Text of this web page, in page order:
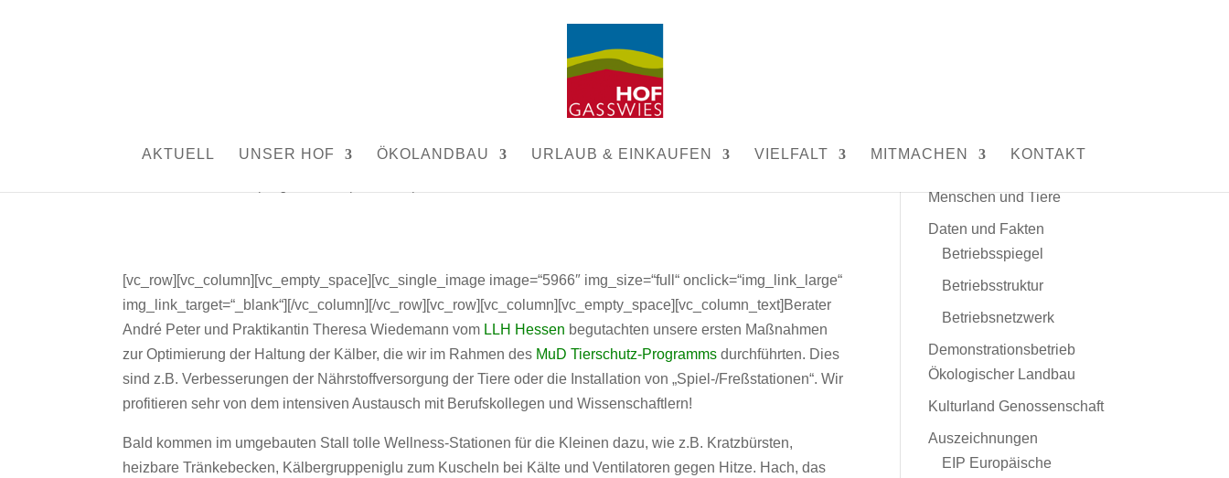
AKTUELL UNSER HOF ÖKOLANDBAU URLAUB & EINKAUFEN VIELFALT MITMACHEN KONTAKT
Besuch vom MuD Tierschutz.
[vc_row][vc_column][vc_empty_space][vc_single_image image=“5966″ img_size=“full“ onclick=“img_link_large“
img_link_target=“_blank“][/vc_column][/vc_row][vc_row][vc_column][vc_empty_space][vc_column_text]Berater
André Peter und Praktikantin Theresa Wiedemann vom LLH Hessen begutachten unsere ersten Maßnahmen
zur Optimierung der Haltung der Kälber, die wir im Rahmen des MuD Tierschutz-Programms durchführten. Dies
sind z.B. Verbesserungen der Nährstoffversorgung der Tiere oder die Installation von „Spiel-/Freßstationen“. Wir
profitieren sehr von dem intensiven Austausch mit Berufskollegen und Wissenschaftlern!
Bald kommen im umgebauten Stall tolle Wellness-Stationen für die Kleinen dazu, wie z.B. Kratzbürsten,
heizbare Tränkebecken, Kälbergruppeniglu zum Kuscheln bei Kälte und Ventilatoren gegen Hitze. Hach, das
Menschen und Tiere
Daten und Fakten
Betriebsspiegel
Betriebsstruktur
Betriebsnetzwerk
Demonstrationsbetrieb
Ökologischer Landbau
Kulturland Genossenschaft
Auszeichnungen
EIP Europäische